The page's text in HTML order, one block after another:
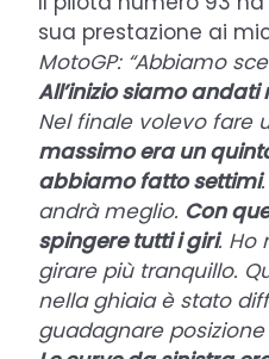
sua prestazione ai
MotoGP: “Abbiamo
All’inizio siamo
Nel finale volevo fare
massimo era un
abbiamo fatto settimi
andrà meglio. Con
spingere tutti i giri. Ho
girare più tranquillo.
nella ghiaia è stato
guadagnare